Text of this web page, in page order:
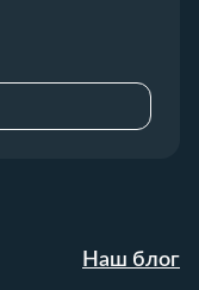
Наш блог